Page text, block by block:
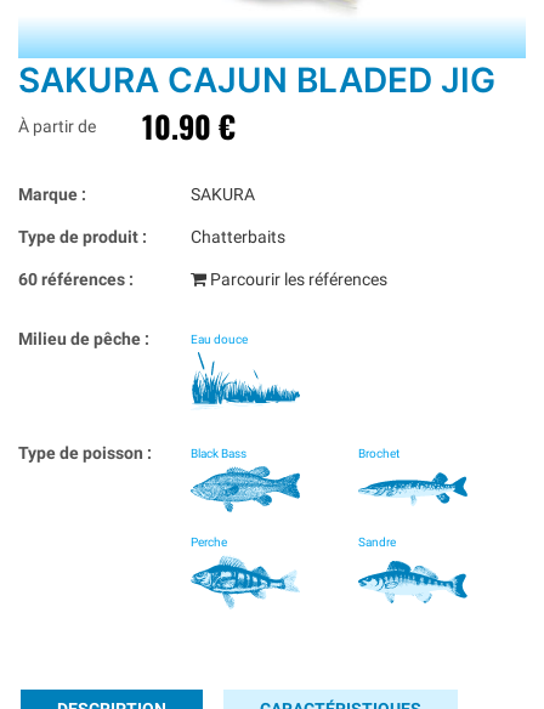
SAKURA CAJUN BLADED JIG
À partir de 10.90 €
Marque : SAKURA
Type de produit : Chatterbaits
60 références : Parcourir les références
Milieu de pêche : Eau douce
Type de poisson : Black Bass Brochet
Perche Sandre